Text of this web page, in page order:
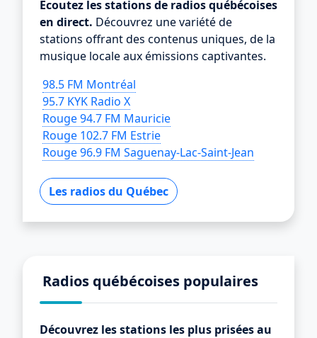
Écoutez les stations de radios québécoises
en direct. Découvrez une variété de
stations offrant des contenus uniques, de la
musique locale aux émissions captivantes.
98.5 FM Montréal
95.7 KYK Radio X
Rouge 94.7 FM Mauricie
Rouge 102.7 FM Estrie
Rouge 96.9 FM Saguenay-Lac-Saint-Jean
Les radios du Québec
Radios québécoises populaires
Découvrez les stations les plus prisées au